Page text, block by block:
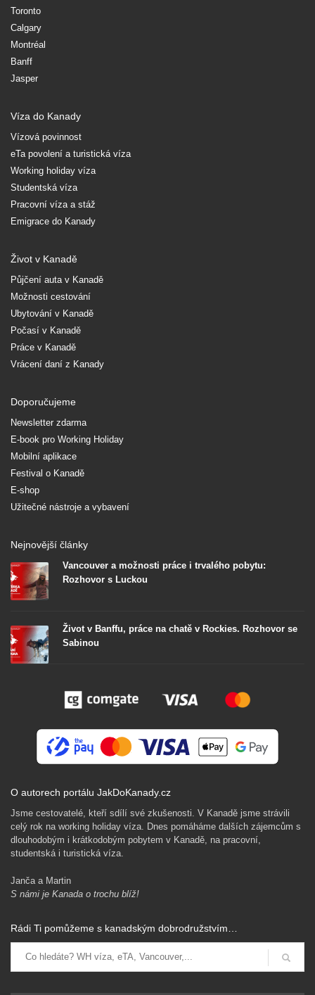
Toronto
Calgary
Montréal
Banff
Jasper
Víza do Kanady
Vízová povinnost
eTa povolení a turistická víza
Working holiday víza
Studentská víza
Pracovní víza a stáž
Emigrace do Kanady
Život v Kanadě
Půjčení auta v Kanadě
Možnosti cestování
Ubytování v Kanadě
Počasí v Kanadě
Práce v Kanadě
Vrácení daní z Kanady
Doporučujeme
Newsletter zdarma
E-book pro Working Holiday
Mobilní aplikace
Festival o Kanadě
E-shop
Užitečné nástroje a vybavení
Nejnovější články
Vancouver a možnosti práce i trvalého pobytu:
Rozhovor s Luckou
Život v Banffu, práce na chatě v Rockies. Rozhovor se
Sabinou
O autorech portálu JakDoKanady.cz
Jsme cestovatelé, kteří sdílí své zkušenosti. V Kanadě jsme strávili
celý rok na working holiday víza. Dnes pomáháme dalších zájemcům s
dlouhodobým i krátkodobým pobytem v Kanadě, na pracovní,
studentská i turistická víza.
Janča a Martin
S námi je Kanada o trochu blíž!
Rádi Ti pomůžeme s kanadským dobrodružstvím…